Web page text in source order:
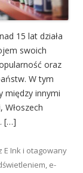
15 lat działa
swoich
oraz
W tym
między innymi
Włoszech
[…]
E Ink i otagowany
, e-